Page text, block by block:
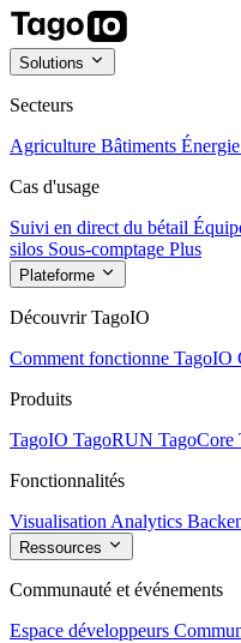
Solutions
Secteurs
Agriculture Bâtiments Énergie
Cas d'usage
Suivi en direct du bétail
silos Sous-comptage Plus
Plateforme
Découvrir TagoIO
Comment fonctionne TagoIO
Produits
TagoIO TagoRUN TagoCore
Fonctionnalités
Visualisation Analytics
Ressources
Communauté et événements
Espace développeurs